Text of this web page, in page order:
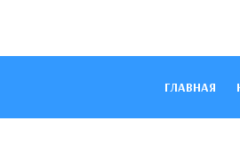
ГЛАВНАЯ